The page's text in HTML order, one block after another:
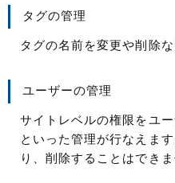
タグの管理
タグの名前を変更や削除
ユーザーの管理
サイトレベルの権限をユ
といった管理が行なえま
り、削除することはできま